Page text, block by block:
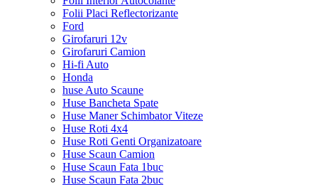
Folii Placi Reflectorizante
Ford
Girofaruri 12v
Girofaruri Camion
Hi-fi Auto
Honda
huse Auto Scaune
Huse Bancheta Spate
Huse Maner Schimbator Viteze
Huse Roti 4x4
Huse Roti Genti Organizatoare
Huse Scaun Camion
Huse Scaun Fata 1buc
Huse Scaun Fata 2buc